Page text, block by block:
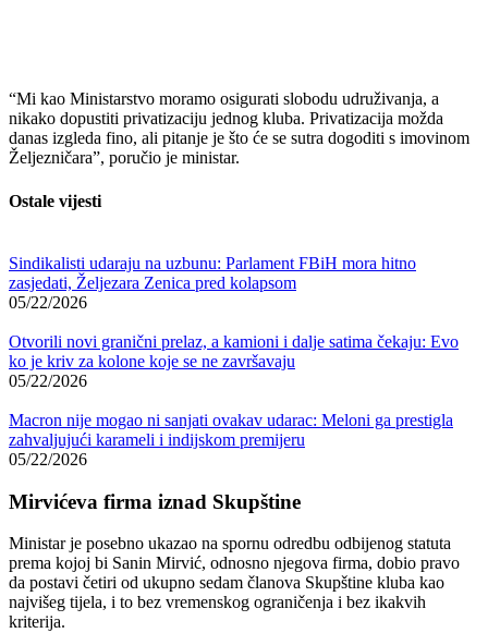
“Mi kao Ministarstvo moramo osigurati slobodu udruživanja, a
nikako dopustiti privatizaciju jednog kluba. Privatizacija možda
danas izgleda fino, ali pitanje je što će se sutra dogoditi s imovinom
Željezničara”, poručio je ministar.
Ostale vijesti
Sindikalisti udaraju na uzbunu: Parlament FBiH mora hitno
zasjedati, Željezara Zenica pred kolapsom
05/22/2026
Otvorili novi granični prelaz, a kamioni i dalje satima čekaju: Evo
ko je kriv za kolone koje se ne završavaju
05/22/2026
Macron nije mogao ni sanjati ovakav udarac: Meloni ga prestigla
zahvaljujući karameli i indijskom premijeru
05/22/2026
Mirvićeva firma iznad Skupštine
Ministar je posebno ukazao na spornu odredbu odbijenog statuta
prema kojoj bi Sanin Mirvić, odnosno njegova firma, dobio pravo
da postavi četiri od ukupno sedam članova Skupštine kluba kao
najvišeg tijela, i to bez vremenskog ograničenja i bez ikakvih
kriterija.